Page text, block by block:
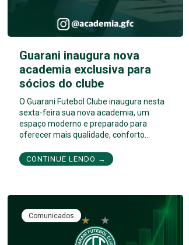
Guarani inaugura nova
academia exclusiva para
sócios do clube
O Guarani Futebol Clube inaugura nesta
sexta-feira sua nova academia, um
espaço moderno e preparado para
oferecer mais qualidade, conforto…
CONTINUE LENDO →
Comunicados